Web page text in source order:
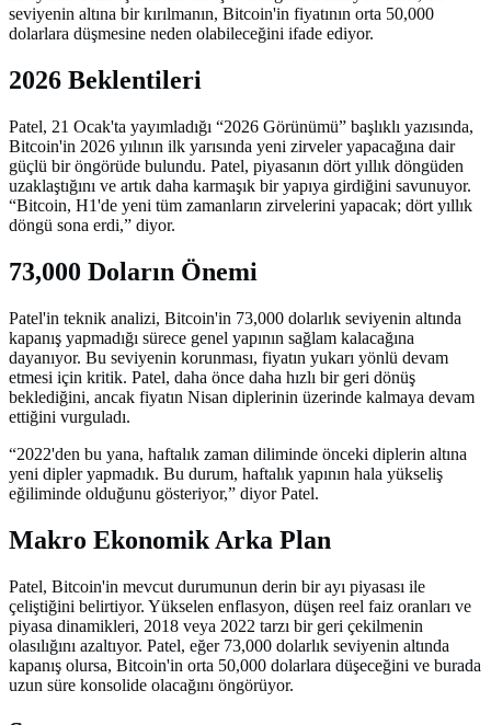
seviyenin altına bir kırılmanın, Bitcoin'in fiyatının orta 50,000
dolarlara düşmesine neden olabileceğini ifade ediyor.
2026 Beklentileri
Patel, 21 Ocak'ta yayımladığı “2026 Görünümü” başlıklı yazısında,
Bitcoin'in 2026 yılının ilk yarısında yeni zirveler yapacağına dair
güçlü bir öngörüde bulundu. Patel, piyasanın dört yıllık döngüden
uzaklaştığını ve artık daha karmaşık bir yapıya girdiğini savunuyor.
“Bitcoin, H1'de yeni tüm zamanların zirvelerini yapacak; dört yıllık
döngü sona erdi,” diyor.
73,000 Doların Önemi
Patel'in teknik analizi, Bitcoin'in 73,000 dolarlık seviyenin altında
kapanış yapmadığı sürece genel yapının sağlam kalacağına
dayanıyor. Bu seviyenin korunması, fiyatın yukarı yönlü devam
etmesi için kritik. Patel, daha önce daha hızlı bir geri dönüş
beklediğini, ancak fiyatın Nisan diplerinin üzerinde kalmaya devam
ettiğini vurguladı.
“2022'den bu yana, haftalık zaman diliminde önceki diplerin altına
yeni dipler yapmadık. Bu durum, haftalık yapının hala yükseliş
eğiliminde olduğunu gösteriyor,” diyor Patel.
Makro Ekonomik Arka Plan
Patel, Bitcoin'in mevcut durumunun derin bir ayı piyasası ile
çeliştiğini belirtiyor. Yükselen enflasyon, düşen reel faiz oranları ve
piyasa dinamikleri, 2018 veya 2022 tarzı bir geri çekilmenin
olasılığını azaltıyor. Patel, eğer 73,000 dolarlık seviyenin altında
kapanış olursa, Bitcoin'in orta 50,000 dolarlara düşeceğini ve burada
uzun süre konsolide olacağını öngörüyor.